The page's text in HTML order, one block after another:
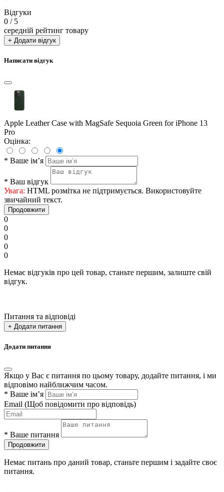
Відгуки
0 / 5
середній рейтинг товару
+ Додати відгук
Написати відгук
Apple Leather Case with MagSafe Sequoia Green for iPhone 13
Pro
Оцінка:
* Ваше ім’я
* Ваш відгук
Увага: HTML розмітка не підтримується. Використовуйте
звичайний текст.
Продовжити
0
0
0
0
0
Немає відгуків про цей товар, станьте першим, залиште свій
відгук.
Питання та відповіді
+ Додати питання
Додати питання
Якщо у Вас є питання по цьому товару, додайте питання, і ми
відповімо найближчим часом.
* Ваше ім’я
Email (Щоб повідомити про відповідь)
* Ваше питання
Продовжити
Немає питань про даний товар, станьте першим і задайте своє
питання.